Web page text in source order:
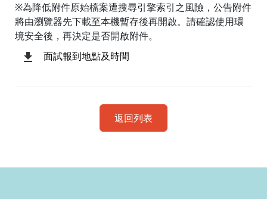
※為降低附件原始檔案遭搜尋引擎索引之風險，公告附件
將由瀏覽器先下載至本機暫存後再開啟。請確認使用環
境安全後，再決定是否開啟附件。
面試報到地點及時間
返回列表